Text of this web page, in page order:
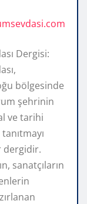
Dergisi:
bölgesinde
şehrinin
ve tarihi
dergidir.
sanatçıların